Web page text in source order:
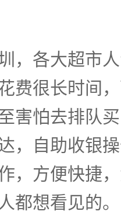
，各大超市
费很长时间
害怕去排队
，自助收银
，方便快捷
都想看见的。